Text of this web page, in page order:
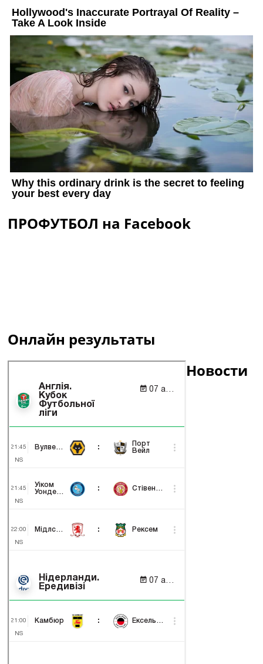
ПРОФУТБОЛ на Facebook
Онлайн результаты
Новости